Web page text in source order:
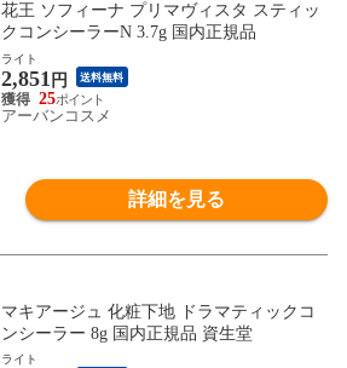
花王 ソフィーナ プリマヴィスタ スティッ
クコンシーラーN 3.7g 国内正規品
ライト
2,851 円 送料無料
25
アーバンコスメ
詳細を見る
マキアージュ 化粧下地 ドラマティックコ
ンシーラー 8g 国内正規品 資生堂
ライト